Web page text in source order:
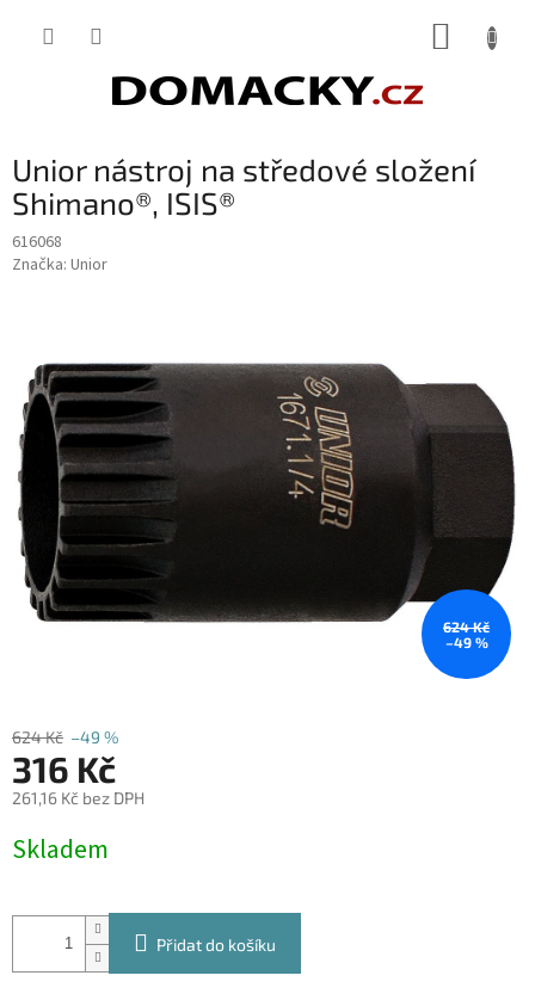
Unior nástroj na středové složení
Shimano®, ISIS®
616068
Značka: Unior
624 Kč
–49 %
624 Kč –49 %
316 Kč
261,16 Kč bez DPH
cena:
Skladem
Přidat do košíku